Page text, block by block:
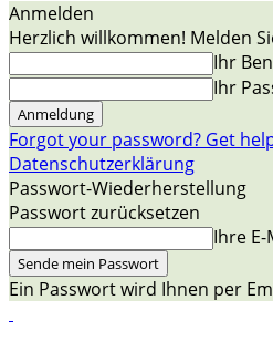
Anmelden
Herzlich willkommen! Melden
Ihr
Ihr
Forgot your password? Get
Datenschutzerklärung
Passwort-Wiederherstellung
Passwort zurücksetzen
Ihre
Ein Passwort wird Ihnen per